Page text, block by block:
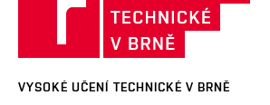
VYSOKÉ UČENÍ TECHNICKÉ V BRNĚ